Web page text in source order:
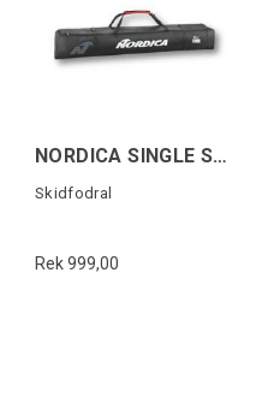
NORDICA SINGLE SKI BAG Svart/Vit/Röd
Skidfodral
Rek 999,00